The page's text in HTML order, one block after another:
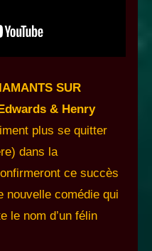
SUR
& Henry
plus se quitter
dans la
ce succès
nouvelle comédie qui
le nom d’un félin